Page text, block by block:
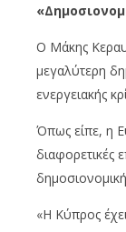
Ο Μάκης
μεγαλύτερη
ενεργειακής
Όπως είπε, η
διαφορετικές
«Η Κύπρος